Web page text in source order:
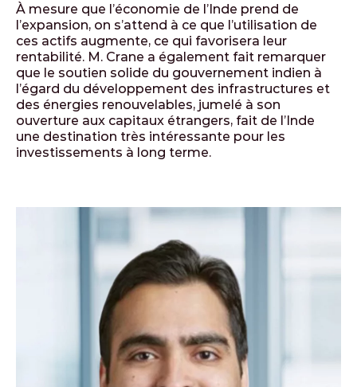
À mesure que l’économie de l’Inde prend de
l’expansion, on s’attend à ce que l’utilisation de
ces actifs augmente, ce qui favorisera leur
rentabilité. M. Crane a également fait remarquer
que le soutien solide du gouvernement indien à
l’égard du développement des infrastructures et
des énergies renouvelables, jumelé à son
ouverture aux capitaux étrangers, fait de l’Inde
une destination très intéressante pour les
investissements à long terme.